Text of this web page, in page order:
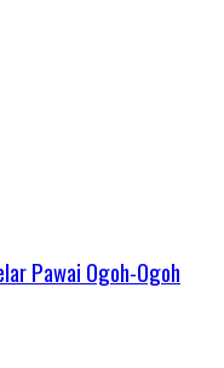
Pawai Ogoh-Ogoh